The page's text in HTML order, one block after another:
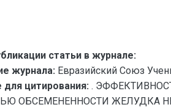
статьи в журнале:
журнала: Евразийский Союз
цитирования: .
ОБСЕМЕНЕННОСТИ ЖЕЛУДКА